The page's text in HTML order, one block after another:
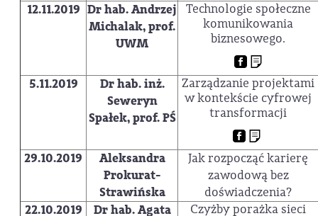
12.11.2019 Dr hab. Andrzej
Michalak, prof.
UWM
Technologie społeczne
komunikowania
biznesowego.
5.11.2019
Dr hab. inż.
Seweryn
Spałek, prof. PŚ
Zarządzanie projektami
w kontekście cyfrowej
transformacji
29.10.2019
Aleksandra
Prokurat-
Strawińska
Jak rozpocząć karierę
zawodową bez
doświadczenia?
22.10.2019
Dr hab. Agata Czyżby porażka sieci